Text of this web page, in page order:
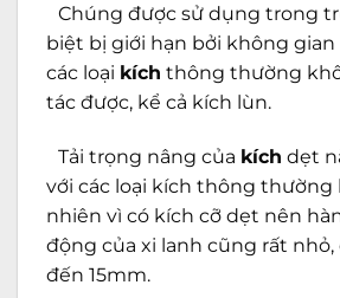
Chúng được sử dụng trong
biệt bị giới hạn bởi không
các loại kích thông thường
tác được, kể cả kích lùn.
Tải trọng nâng của kích dẹt
với các loại kích thông thường
nhiên vì có kích cỡ dẹt nên
động của xi lanh cũng rất
đến 15mm.